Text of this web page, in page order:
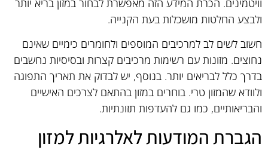
וויטמינים. הכרת המידע הזה מאפשרת לבחור במזון בריא יותר
ולבצע החלטות מושכלות בעת הקנייה.
חשוב לשים לב למרכיבים המוספים ולחומרים כימיים שאינם
נחוצים. מזונות עם רשימות מרכיבים קצרות ובסיסיות נחשבים
בדרך כלל לבריאים יותר. בנוסף, יש לבדוק את תאריך התפוגה
ולוודא שהמזון טרי. בוחרים במזון בהתאם לצרכים האישיים
והבריאותיים, כמו גם להעדפות תזונתיות.
הגברת המודעות לאלרגיות למזון